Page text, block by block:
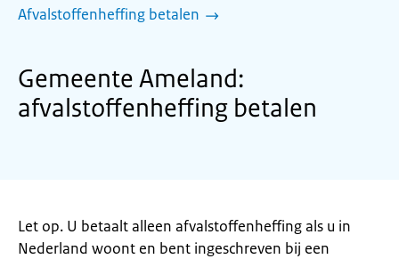
Afvalstoffenheffing betalen
Gemeente Ameland:
afvalstoffenheffing betalen
Let op. U betaalt alleen afvalstoffenheffing als u in
Nederland woont en bent ingeschreven bij een